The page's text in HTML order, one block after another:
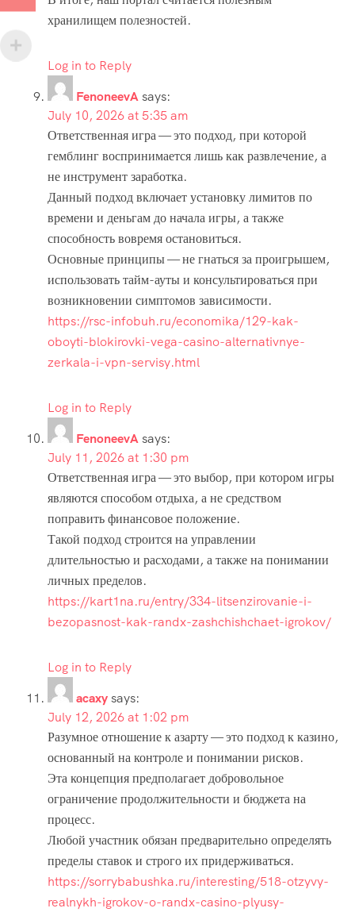
хранилищем полезностей.
Log in to Reply
FenoneevAsays:
July 10, 2026 at 5:35 am
Ответственная игра — это подход, при которой
гемблинг воспринимается лишь как развлечение, а
не инструмент заработка.
Данный подход включает установку лимитов по
времени и деньгам до начала игры, а также
способность вовремя остановиться.
Основные принципы — не гнаться за проигрышем,
использовать тайм-ауты и консультироваться при
возникновении симптомов зависимости.
https://rsc-infobuh.ru/economika/129-kak-
oboyti-blokirovki-vega-casino-alternativnye-
zerkala-i-vpn-servisy.html
Log in to Reply
FenoneevAsays:
July 11, 2026 at 1:30 pm
Ответственная игра — это выбор, при котором игры
являются способом отдыха, а не средством
поправить финансовое положение.
Такой подход строится на управлении
длительностью и расходами, а также на понимании
личных пределов.
https://kart1na.ru/entry/334-litsenzirovanie-i-
bezopasnost-kak-randx-zashchishchaet-igrokov/
Log in to Reply
acaxysays:
July 12, 2026 at 1:02 pm
Разумное отношение к азарту — это подход к казино,
основанный на контроле и понимании рисков.
Эта концепция предполагает добровольное
ограничение продолжительности и бюджета на
процесс.
Любой участник обязан предварительно определять
пределы ставок и строго их придерживаться.
https://sorrybabushka.ru/interesting/518-otzyvy-
realnykh-igrokov-o-randx-casino-plyusy-